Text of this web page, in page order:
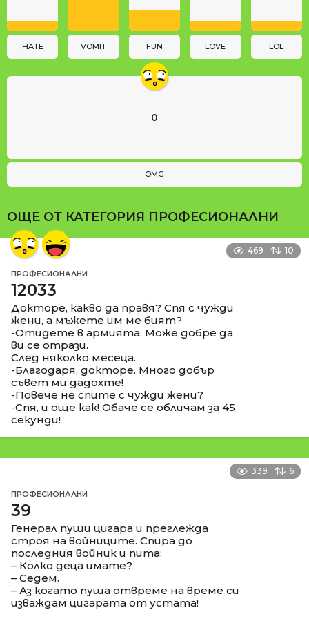
o
HATE VOMIT FUN LOVE LOL
0
OMG
ОЩЕ ОТ КАТЕГОРИЯ ПРОФЕСИОНАЛНИ
469 10
ПРОФЕСИОНАЛНИ
12033
Докторе, какво да правя? Спя с чужди
жени, а мъжете им ме бият?
-Отидете в армията. Може добре да
ви се отрази.
След няколко месеца.
-Благодаря, докторе. Много добър
съвет ми дадохте!
-Повече не спите с чужди жени?
-Спя, и още как! Обаче се обличам за 45
секунди!
339 6
ПРОФЕСИОНАЛНИ
39
Генерал пуши цигара и преглежда
строя на войниците. Спира до
последния войник и пита:
– Колко деца имате?
– Седем.
– Аз когато пуша отвреме на време си
изваждам цигарата от устата!